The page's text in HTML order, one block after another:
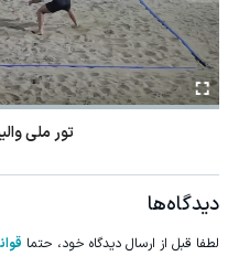
تور ملی
دیدگاه‌ها
لطفا قبل از ارسال دیدگاه خود، حتما